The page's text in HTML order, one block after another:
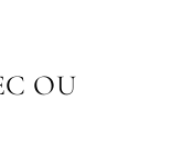
OU